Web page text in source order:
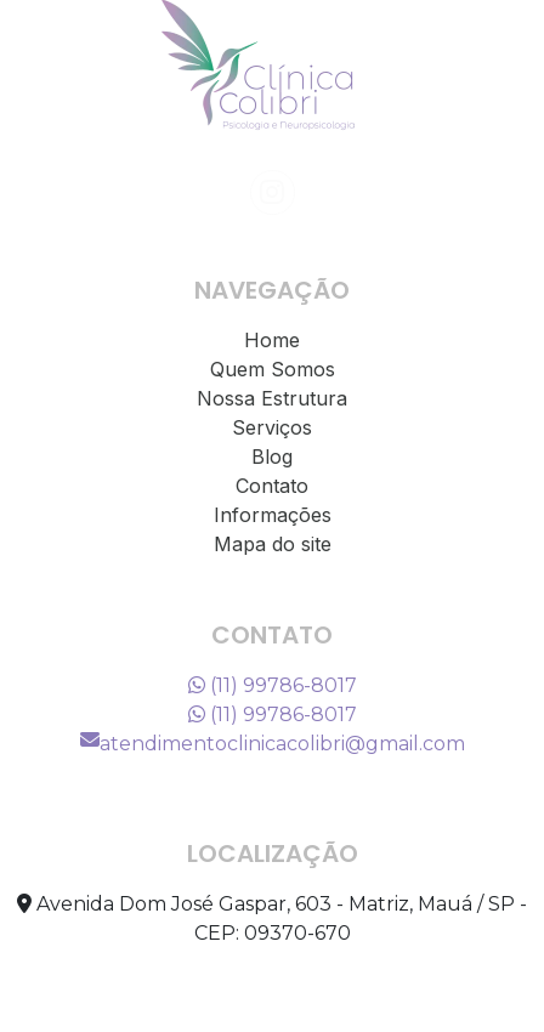
NAVEGAÇÃO
Home
Quem Somos
Nossa Estrutura
Serviços
Blog
Contato
Informações
Mapa do site
CONTATO
(11) 99786-8017
(11) 99786-8017
atendimentoclinicacolibri@gmail.com
LOCALIZAÇÃO
Avenida Dom José Gaspar, 603 - Matriz, Mauá / SP -
CEP: 09370-670